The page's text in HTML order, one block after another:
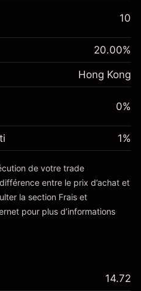
effet de levier
effet de levier
de
-0.003762 %
(-HK$0.19)
effet de levier
effet de levier
10
20.00%
Hong Kong
0%
et Frais
1%
de votre trade
entre le prix d’achat et
la section Frais et
pour plus d’informations
14.72